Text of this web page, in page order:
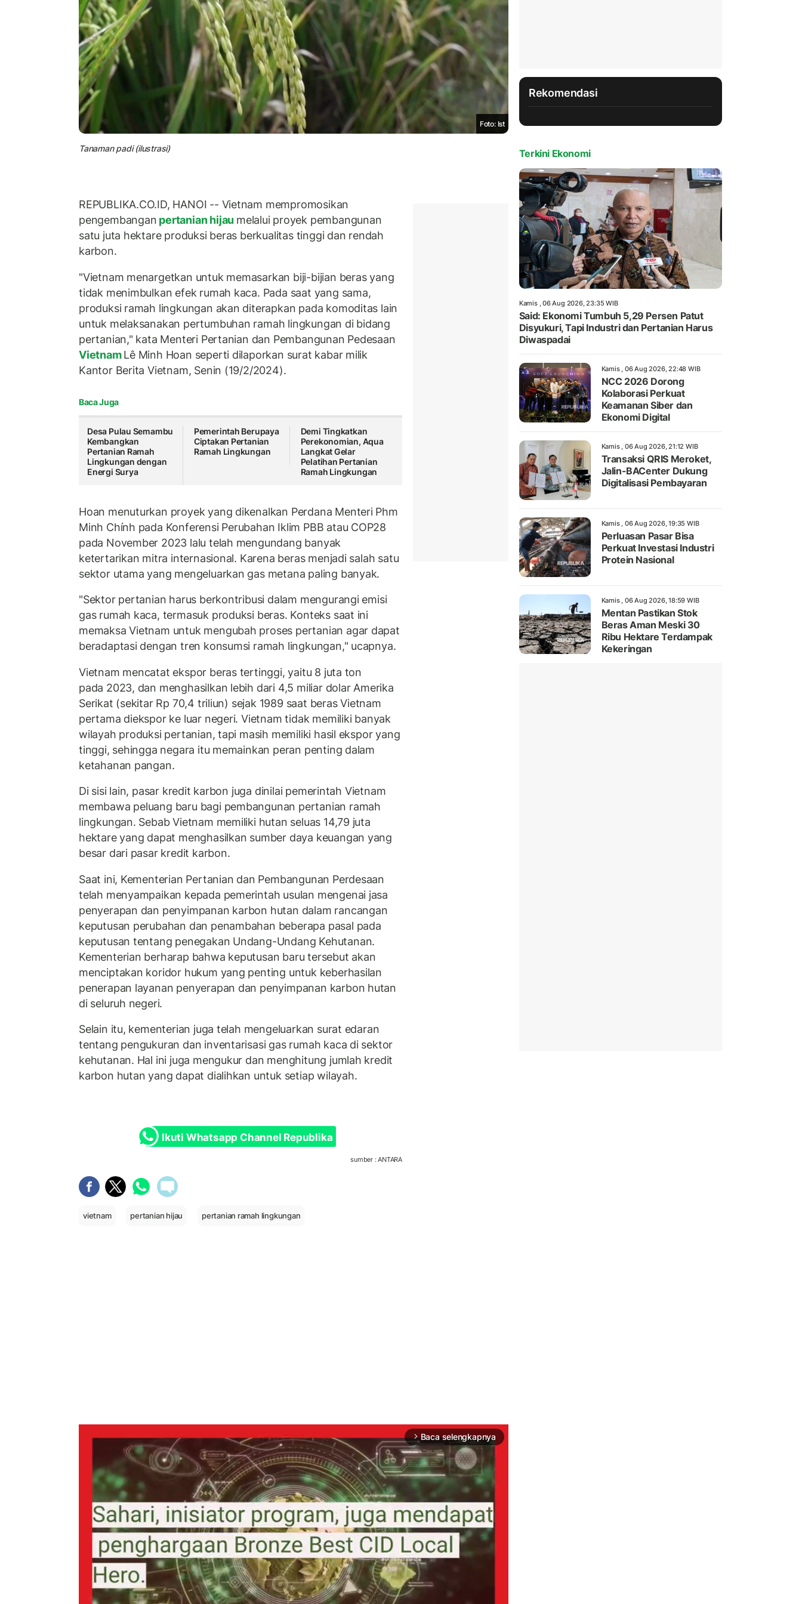
Foto: Ist
Tanaman padi (ilustrasi)
REPUBLIKA.CO.ID, HANOI -- Vietnam mempromosikan
pengembangan pertanian hijau melalui proyek pembangunan
satu juta hektare produksi beras berkualitas tinggi dan rendah
karbon.
"Vietnam menargetkan untuk memasarkan biji-bijian beras yang
tidak menimbulkan efek rumah kaca. Pada saat yang sama,
produksi ramah lingkungan akan diterapkan pada komoditas lain
untuk melaksanakan pertumbuhan ramah lingkungan di bidang
pertanian," kata Menteri Pertanian dan Pembangunan Pedesaan
VietnamLê Minh Hoan seperti dilaporkan surat kabar milik
Kantor Berita Vietnam, Senin (19/2/2024).
Baca Juga
Desa Pulau Semambu
Kembangkan
Pertanian Ramah
Lingkungan dengan
Energi Surya
Pemerintah Berupaya
Ciptakan Pertanian
Ramah Lingkungan
Demi Tingkatkan
Perekonomian, Aqua
Langkat Gelar
Pelatihan Pertanian
Ramah Lingkungan
Hoan menuturkan proyek yang dikenalkan Perdana Menteri Phm
Minh Chính pada Konferensi Perubahan Iklim PBB atau COP28
pada November 2023 lalu telah mengundang banyak
ketertarikan mitra internasional. Karena beras menjadi salah satu
sektor utama yang mengeluarkan gas metana paling banyak.
"Sektor pertanian harus berkontribusi dalam mengurangi emisi
gas rumah kaca, termasuk produksi beras. Konteks saat ini
memaksa Vietnam untuk mengubah proses pertanian agar dapat
beradaptasi dengan tren konsumsi ramah lingkungan," ucapnya.
Vietnam mencatat ekspor beras tertinggi, yaitu 8 juta ton
pada 2023, dan menghasilkan lebih dari 4,5 miliar dolar Amerika
Serikat (sekitar Rp 70,4 triliun) sejak 1989 saat beras Vietnam
pertama diekspor ke luar negeri. Vietnam tidak memiliki banyak
wilayah produksi pertanian, tapi masih memiliki hasil ekspor yang
tinggi, sehingga negara itu memainkan peran penting dalam
ketahanan pangan.
Di sisi lain, pasar kredit karbon juga dinilai pemerintah Vietnam
membawa peluang baru bagi pembangunan pertanian ramah
lingkungan. Sebab Vietnam memiliki hutan seluas 14,79 juta
hektare yang dapat menghasilkan sumber daya keuangan yang
besar dari pasar kredit karbon.
Saat ini, Kementerian Pertanian dan Pembangunan Perdesaan
telah menyampaikan kepada pemerintah usulan mengenai jasa
penyerapan dan penyimpanan karbon hutan dalam rancangan
keputusan perubahan dan penambahan beberapa pasal pada
keputusan tentang penegakan Undang-Undang Kehutanan.
Kementerian berharap bahwa keputusan baru tersebut akan
menciptakan koridor hukum yang penting untuk keberhasilan
penerapan layanan penyerapan dan penyimpanan karbon hutan
di seluruh negeri.
Selain itu, kementerian juga telah mengeluarkan surat edaran
tentang pengukuran dan inventarisasi gas rumah kaca di sektor
kehutanan. Hal ini juga mengukur dan menghitung jumlah kredit
karbon hutan yang dapat dialihkan untuk setiap wilayah.
Ikuti Whatsapp Channel Republika
sumber : ANTARA
vietnam pertanian hijau pertanian ramah lingkungan
arrow_forward_ios Baca selengkapnya
Rekomendasi
Terkini Ekonomi
Kamis , 06 Aug 2026, 23:35 WIB
Said: Ekonomi Tumbuh 5,29 Persen Patut
Disyukuri, Tapi Industri dan Pertanian Harus
Diwaspadai
Kamis , 06 Aug 2026, 22:48 WIB
NCC 2026 Dorong
Kolaborasi Perkuat
Keamanan Siber dan
Ekonomi Digital
Kamis , 06 Aug 2026, 21:12 WIB
Transaksi QRIS Meroket,
Jalin-BACenter Dukung
Digitalisasi Pembayaran
Kamis , 06 Aug 2026, 19:35 WIB
Perluasan Pasar Bisa
Perkuat Investasi Industri
Protein Nasional
Kamis , 06 Aug 2026, 18:59 WIB
Mentan Pastikan Stok
Beras Aman Meski 30
Ribu Hektare Terdampak
Kekeringan